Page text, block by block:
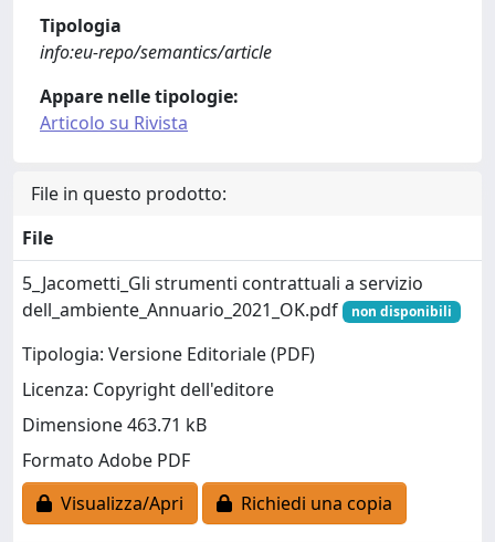
Tipologia
info:eu-repo/semantics/article
Appare nelle tipologie:
Articolo su Rivista
File in questo prodotto:
File
5_Jacometti_Gli strumenti contrattuali a servizio
dell_ambiente_Annuario_2021_OK.pdf
non disponibili
Tipologia: Versione Editoriale (PDF)
Licenza: Copyright dell'editore
Dimensione 463.71 kB
Formato Adobe PDF
Visualizza/Apri
Richiedi una copia